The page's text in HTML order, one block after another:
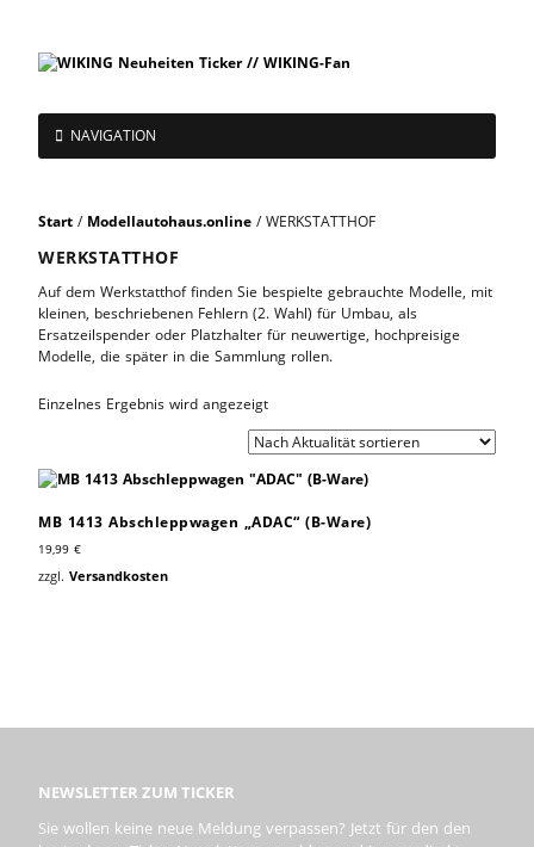
NAVIGATION
Start / Modellautohaus.online / WERKSTATTHOF
WERKSTATTHOF
Auf dem Werkstatthof finden Sie bespielte gebrauchte Modelle, mit
kleinen, beschriebenen Fehlern (2. Wahl) für Umbau, als
Ersatzeilspender oder Platzhalter für neuwertige, hochpreisige
Modelle, die später in die Sammlung rollen.
Einzelnes Ergebnis wird angezeigt
MB 1413 Abschleppwagen „ADAC“ (B-Ware)
19,99 €
zzgl. Versandkosten
NEWSLETTER ZUM TICKER
Sie wollen keine neue Meldung verpassen? Jetzt für den den